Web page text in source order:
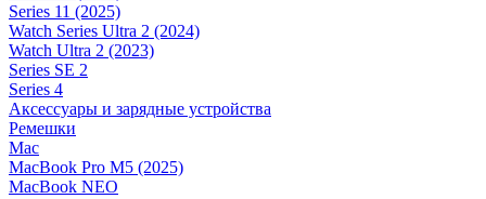
Series 11 (2025)
Watch Series Ultra 2 (2024)
Watch Ultra 2 (2023)
Series SE 2
Series 4
Аксессуары и зарядные устройства
Ремешки
Mac
MacBook Pro M5 (2025)
MacBook NEO